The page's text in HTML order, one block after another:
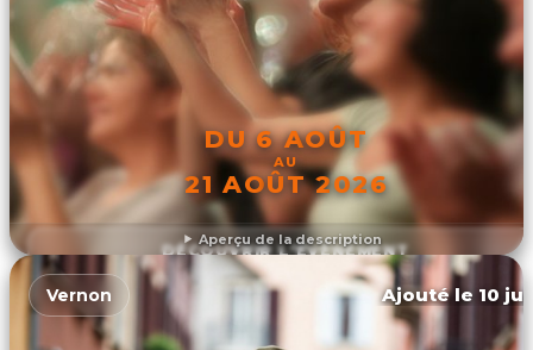
Aperçu de la description
DU 6 AOÛT
AU
21 AOÛT 2026
DÉCOUVRIR L'ÉVÉNEMENT
Vernon Ajouté le 10